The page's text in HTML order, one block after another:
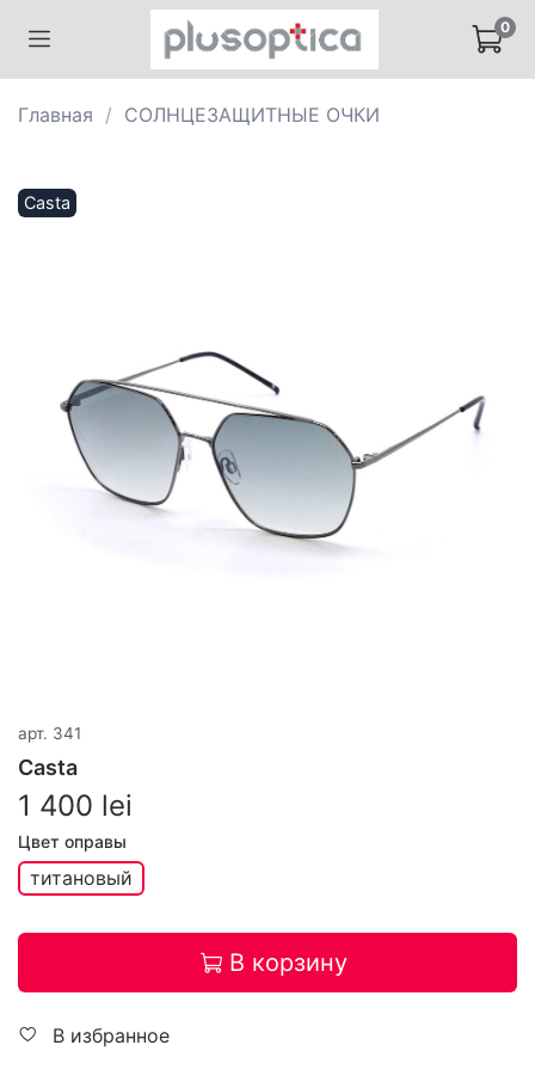
0
Главная СОЛНЦЕЗАЩИТНЫЕ ОЧКИ
Casta
арт. 341
Casta
1 400 lei
Цвет оправы
титановый
В корзину
В избранное